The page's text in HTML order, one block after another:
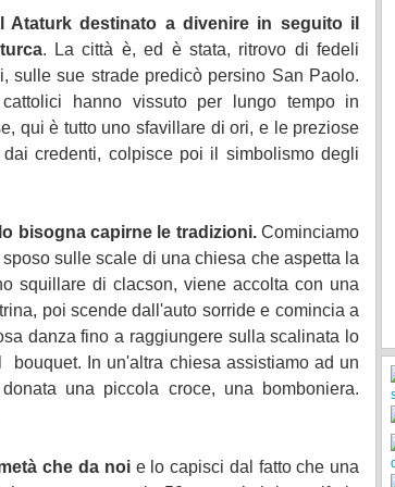
Ataturk destinato a divenire in seguito il
. La città è, ed è stata, ritrovo di fedeli
sulle sue strade predicò persino San Paolo.
hanno vissuto per lungo tempo in
qui è tutto uno sfavillare di ori, e le preziose
credenti, colpisce poi il simbolismo degli
bisogna capirne le tradizioni.Cominciamo
sulle scale di una chiesa che aspetta la
squillare di clacson, viene accolta con una
poi scende dall'auto sorride e comincia a
danza fino a raggiungere sulla scalinata lo
In un'altra chiesa assistiamo ad un
una piccola croce, una bomboniera.
che da noie lo capisci dal fatto che una